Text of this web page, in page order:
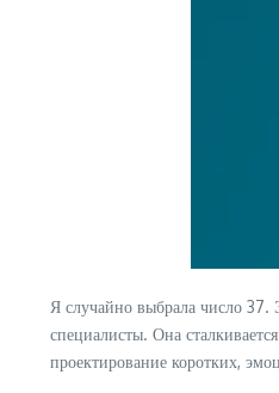
Я случайно выбрала число 37.
специалисты. Она
проектирование коротких,